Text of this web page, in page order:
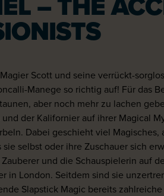
Scott und seine verrückt-
Manege so richtig auf! Für das
aber noch mehr zu lachen
der Kalifornier auf ihrer Magical
Dabei geschieht viel Magisches,
sie selbst oder ihre Zuschauer sich
und die Schauspielerin auf
in London. Seitdem sind sie
Slapstick Magic bereits